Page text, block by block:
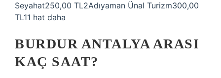
Seyahat250,00 TL2Adıyaman Ünal Turizm300,00
TL11 hat daha
BURDUR ANTALYA ARASI
KAÇ SAAT?